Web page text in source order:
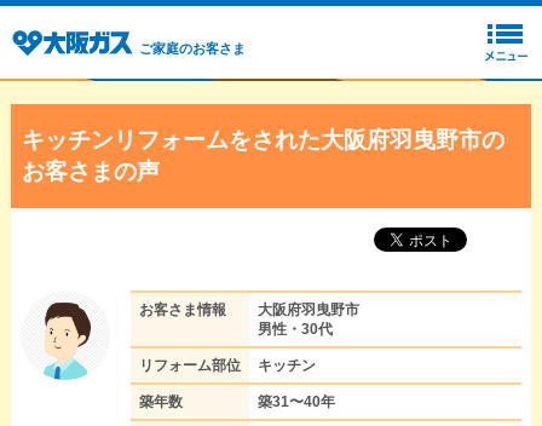
ご家庭のお客さま
キッチンリフォームをされた大阪府羽曳野市の
お客さまの声
お客さま情報
大阪府羽曳野市
男性・30代
リフォーム部位 キッチン
築年数 築31〜40年